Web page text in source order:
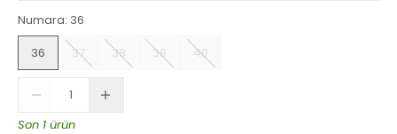
Numara: 36
36
37 38 39 40
Son 1 ürün